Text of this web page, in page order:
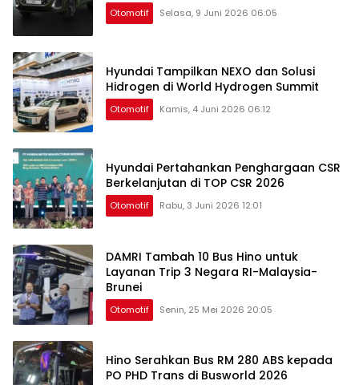
Otomotif Selasa, 9 Juni 2026 06:05
Hyundai Tampilkan NEXO dan Solusi
Hidrogen di World Hydrogen Summit
Otomotif Kamis, 4 Juni 2026 06:12
Hyundai Pertahankan Penghargaan CSR
Berkelanjutan di TOP CSR 2026
Otomotif Rabu, 3 Juni 2026 12:01
DAMRI Tambah 10 Bus Hino untuk
Layanan Trip 3 Negara RI-Malaysia-
Brunei
Otomotif Senin, 25 Mei 2026 20:05
Hino Serahkan Bus RM 280 ABS kepada
PO PHD Trans di Busworld 2026